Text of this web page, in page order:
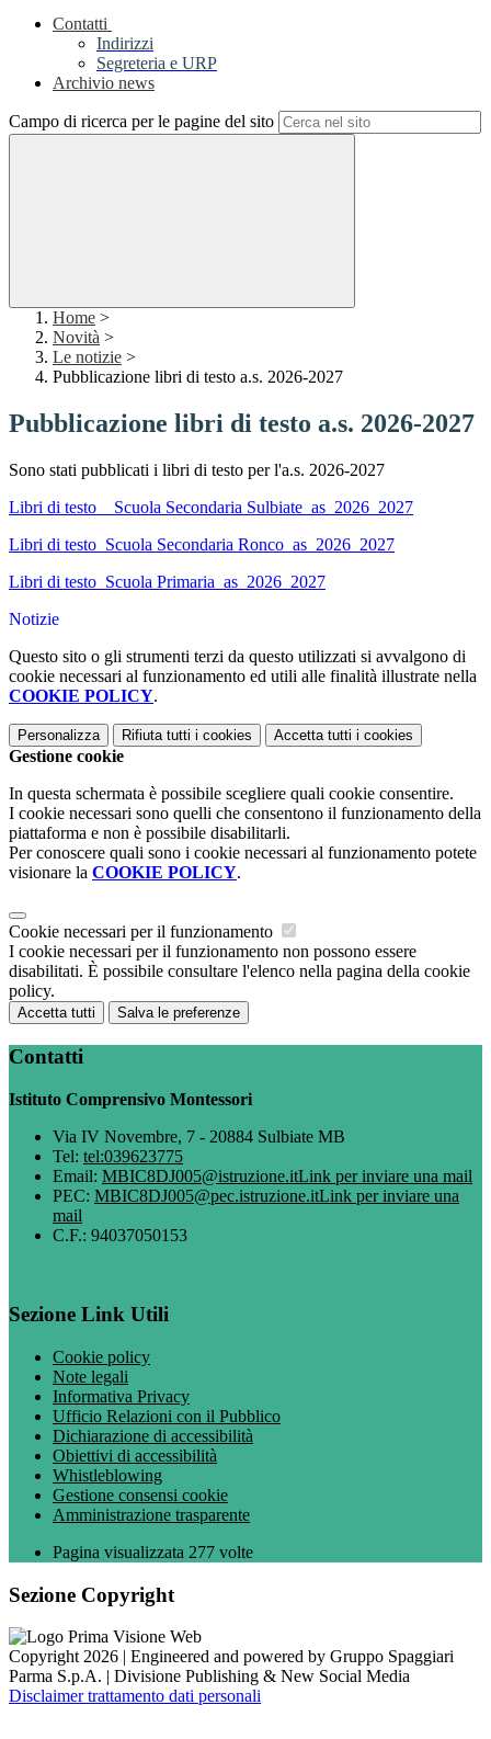
Contatti
Indirizzi
Segreteria e URP
Archivio news
Campo di ricerca per le pagine del sito
Home >
Novità >
Le notizie >
Pubblicazione libri di testo a.s. 2026-2027
Pubblicazione libri di testo a.s. 2026-2027
Sono stati pubblicati i libri di testo per l'a.s. 2026-2027
Libri di testo _ Scuola Secondaria Sulbiate_as_2026_2027
Libri di testo_Scuola Secondaria Ronco_as_2026_2027
Libri di testo_Scuola Primaria_as_2026_2027
Notizie
Questo sito o gli strumenti terzi da questo utilizzati si avvalgono di
cookie necessari al funzionamento ed utili alle finalità illustrate nella
COOKIE POLICY.
Personalizza Rifiuta tutti i cookies Accetta tutti i cookies
Gestione cookie
In questa schermata è possibile scegliere quali cookie consentire.
I cookie necessari sono quelli che consentono il funzionamento della
piattaforma e non è possibile disabilitarli.
Per conoscere quali sono i cookie necessari al funzionamento potete
visionare la COOKIE POLICY.
Cookie necessari per il funzionamento
I cookie necessari per il funzionamento non possono essere
disabilitati. È possibile consultare l'elenco nella pagina della cookie
policy.
Accetta tutti Salva le preferenze
Contatti
Istituto Comprensivo Montessori
Via IV Novembre, 7 - 20884 Sulbiate MB
Tel: tel:039623775
Email: MBIC8DJ005@istruzione.itLink per inviare una mail
PEC: MBIC8DJ005@pec.istruzione.itLink per inviare una
mail
C.F.: 94037050153
Sezione Link Utili
Cookie policy
Note legali
Informativa Privacy
Ufficio Relazioni con il Pubblico
Dichiarazione di accessibilità
Obiettivi di accessibilità
Whistleblowing
Gestione consensi cookie
Amministrazione trasparente
Pagina visualizzata 277 volte
Sezione Copyright
Copyright 2026 | Engineered and powered by Gruppo Spaggiari
Parma S.p.A. | Divisione Publishing & New Social Media
Disclaimer trattamento dati personali